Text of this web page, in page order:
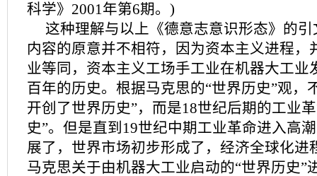
科学》2001年第6期。)
这种理解与以上《德意志意识形态》的
内容的原意并不相符，因为资本主义进程，
业等同，资本主义工场手工业在机器大工业
百年的历史。根据马克思的“世界历史”观，
开创了世界历史”，而是18世纪后期的工业
史”。但是直到19世纪中期工业革命进入高
展了，世界市场初步形成了，经济全球化进
马克思关于由机器大工业启动的“世界历史”